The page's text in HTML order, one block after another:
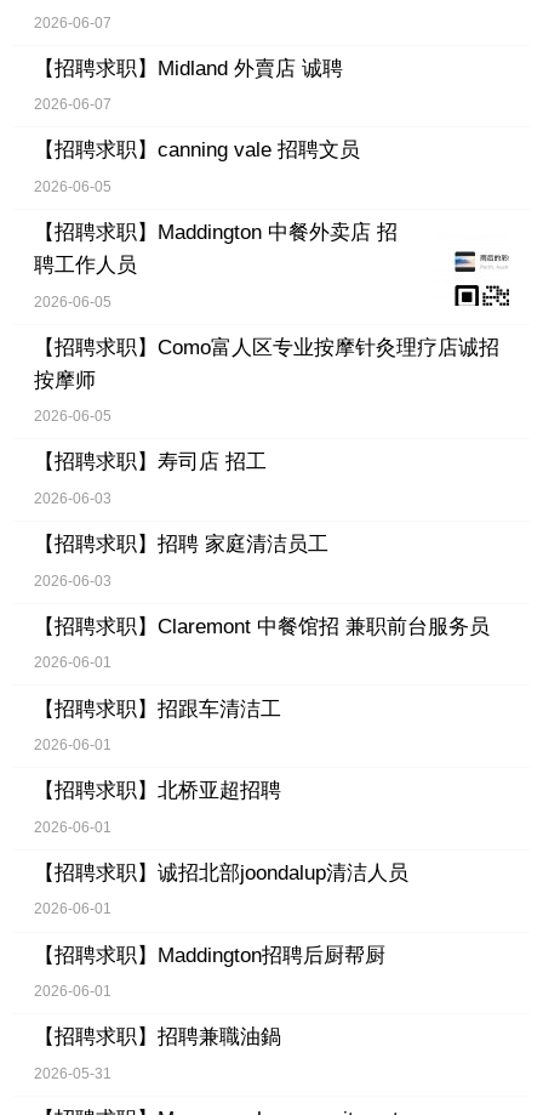
2026-06-07
【招聘求职】 Midland 外賣店 诚聘
2026-06-07
【招聘求职】 canning vale 招聘文员
2026-06-05
【招聘求职】 Maddington 中餐外卖店 招
聘工作人员
2026-06-05
【招聘求职】 Como富人区专业按摩针灸理疗店诚招
按摩师
2026-06-05
【招聘求职】 寿司店 招工
2026-06-03
【招聘求职】 招聘 家庭清洁员工
2026-06-03
【招聘求职】 Claremont 中餐馆招 兼职前台服务员
2026-06-01
【招聘求职】 招跟车清洁工
2026-06-01
【招聘求职】 北桥亚超招聘
2026-06-01
【招聘求职】 诚招北部joondalup清洁人员
2026-06-01
【招聘求职】 Maddington招聘后厨帮厨
2026-06-01
【招聘求职】 招聘兼職油鍋
2026-05-31